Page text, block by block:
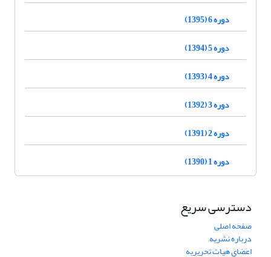
دوره 6 (1395)
دوره 5 (1394)
دوره 4 (1393)
دوره 3 (1392)
دوره 2 (1391)
دوره 1 (1390)
دسترسی سریع
صفحه اصلی
درباره نشریه
اعضای هیات تحریریه